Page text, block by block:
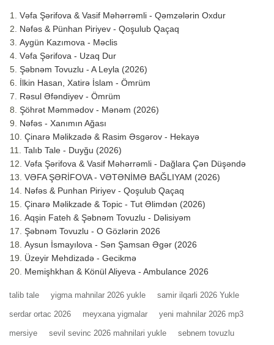
Vəfa Şərifova & Vasif Məhərrəmli - Qəmzələrin Oxdur
Nəfəs & Pünhan Piriyev - Qoşulub Qaçaq
Aygün Kazımova - Məclis
Vəfa Şərifova - Uzaq Dur
Şəbnəm Tovuzlu - A Leyla (2026)
İlkin Hasan, Xatirə İslam - Ömrüm
Rəsul Əfəndiyev - Ömrüm
Şöhrət Məmmədov - Mənəm (2026)
Nəfəs - Xanımın Ağası
Çinarə Məlikzadə & Rasim Əsgərov - Hekayə
Talıb Tale - Duyğu (2026)
Vəfa Şərifova & Vasif Məhərrəmli - Dağlara Çən Düşəndə
VƏFA ŞƏRİFOVA - VƏTƏNİMƏ BAĞLIYAM (2026)
Nəfəs & Punhan Piriyev - Qoşulub Qaçaq
Çinarə Məlikzade & Topic - Tut Əlimdən (2026)
Aqşin Fateh & Şəbnəm Tovuzlu - Dəlisiyəm
Şəbnəm Tovuzlu - O Gözlərin 2026
Aysun İsmayılova - Sən Şamsan Əgər (2026
Üzeyir Mehdizadə - Gecikmə
Memişhkhan & Könül Aliyeva - Ambulance 2026
talib tale yigma mahnilar 2026 yukle samir ilqarli 2026 Yukle
serdar ortac 2026 meyxana yigmalar yeni mahnilar 2026 mp3
mersiye sevil sevinc 2026 mahnilari yukle sebnem tovuzlu